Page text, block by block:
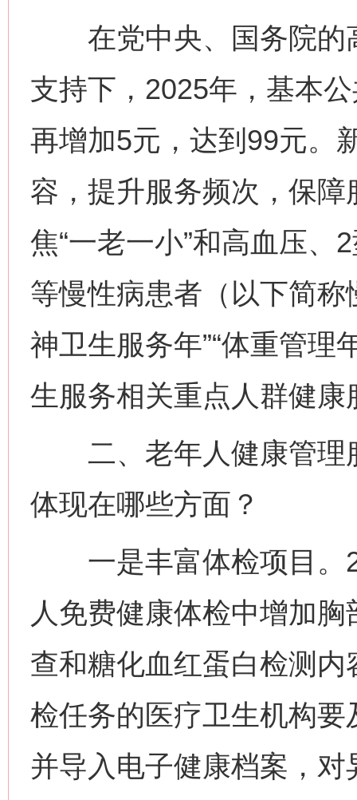
在党中央、国务院的
支持下，2025年，基本
再增加5元，达到99元。
容，提升服务频次，保
焦“一老一小”和高血压、
等慢性病患者（以下简称
神卫生服务年”“体重管理
生服务相关重点人群健康
二、老年人健康管理
体现在哪些方面？
一是丰富体检项目。
人免费健康体检中增加
查和糖化血红蛋白检测
检任务的医疗卫生机构
并导入电子健康档案，